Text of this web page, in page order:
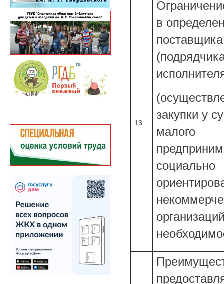
13.
в
поставщика
закупки у
малого
социально